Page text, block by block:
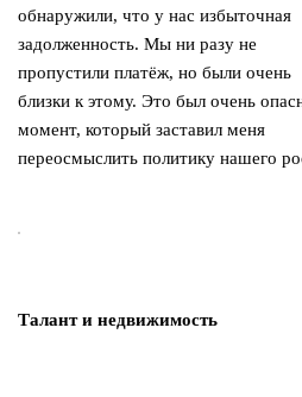
обнаружили, что у нас избыточная
задолженность. Мы ни разу не
пропустили платёж, но были очень
близки к этому. Это был очень
момент, который заставил меня
переосмыслить политику нашего
Талант и недвижимость